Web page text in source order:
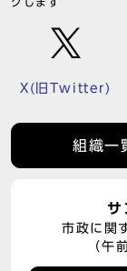
X(旧Twitter)
組織一
サ
市政に関
（午